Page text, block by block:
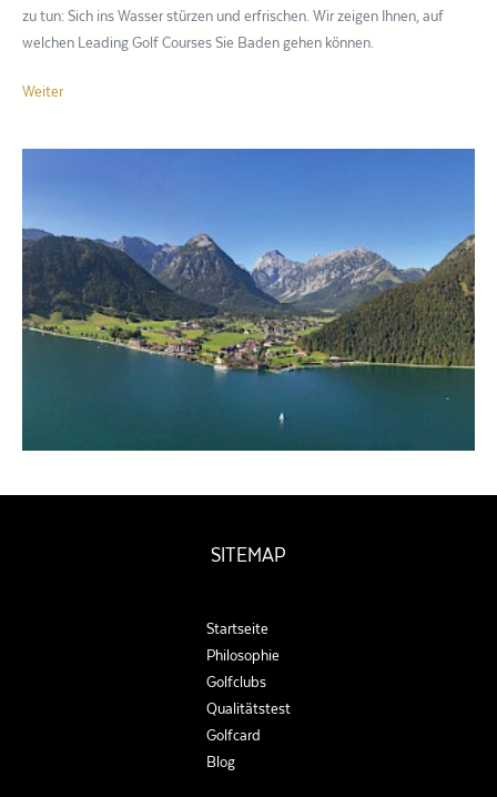
zu tun: Sich ins Wasser stürzen und erfrischen. Wir zeigen Ihnen, auf
welchen Leading Golf Courses Sie Baden gehen können.
Weiter
SITEMAP
Startseite
Philosophie
Golfclubs
Qualitätstest
Golfcard
Blog